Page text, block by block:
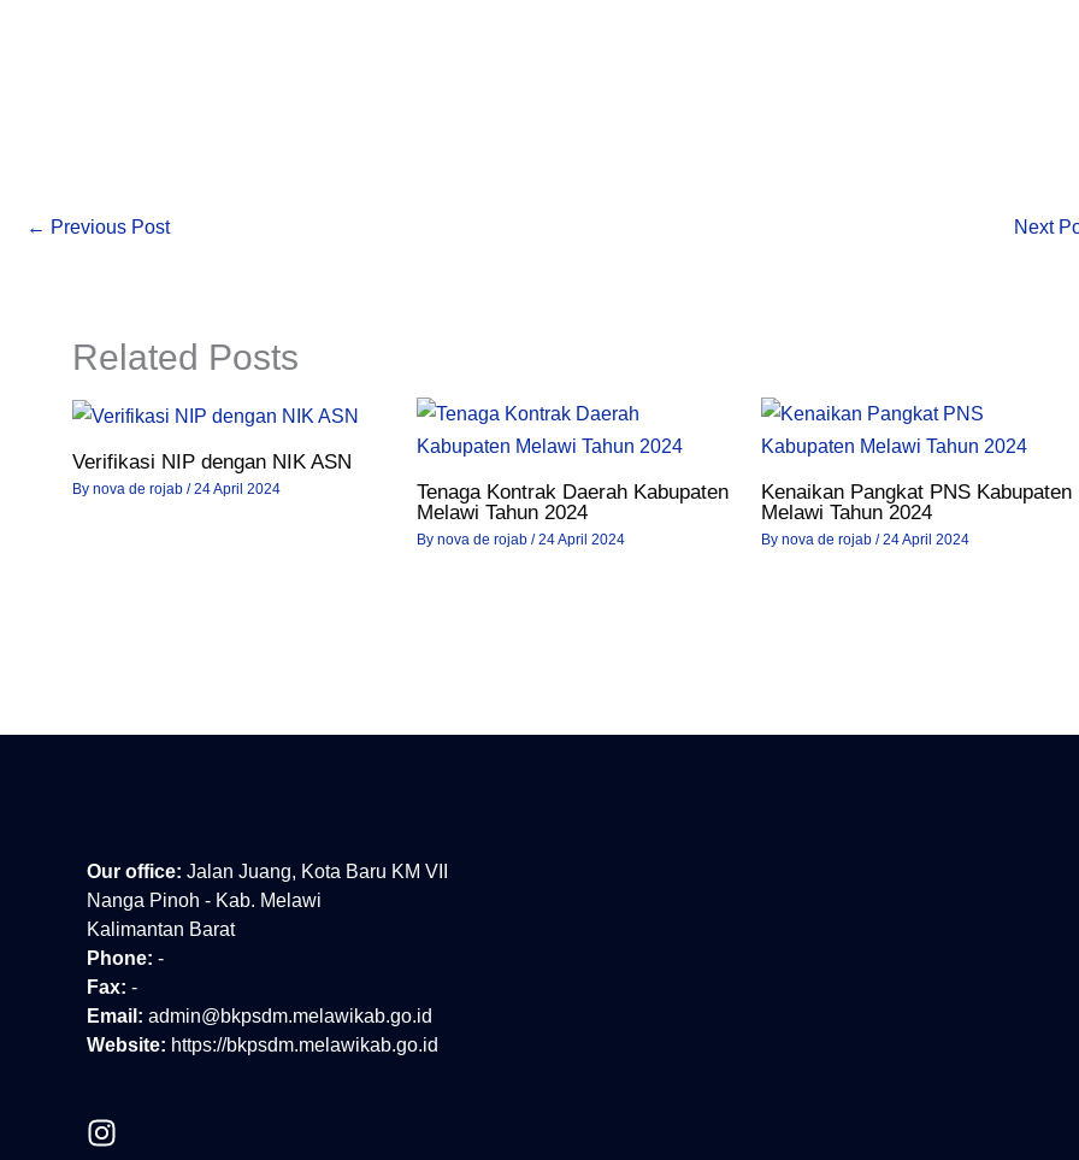
← Previous Post Next
Related Posts
Verifikasi NIP dengan NIK ASN
By nova de rojab /24 April 2024
Tenaga Kontrak Daerah Kabupaten
Melawi Tahun 2024
By nova de rojab /24 April 2024
Kenaikan Pangkat PNS Kabupaten
Melawi Tahun 2024
By nova de rojab /24 April 2024
Our office: Jalan Juang, Kota Baru KM VII
Nanga Pinoh - Kab. Melawi
Kalimantan Barat
Phone: -
Fax: -
Email: admin@bkpsdm.melawikab.go.id
Website: https://bkpsdm.melawikab.go.id